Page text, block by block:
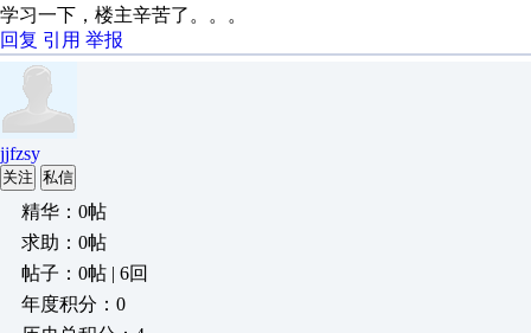
学习一下，楼主辛苦了。。。
回复 引用 举报
jjfzsy
关注 私信
精华：0帖
求助：0帖
帖子：0帖 | 6回
年度积分：0